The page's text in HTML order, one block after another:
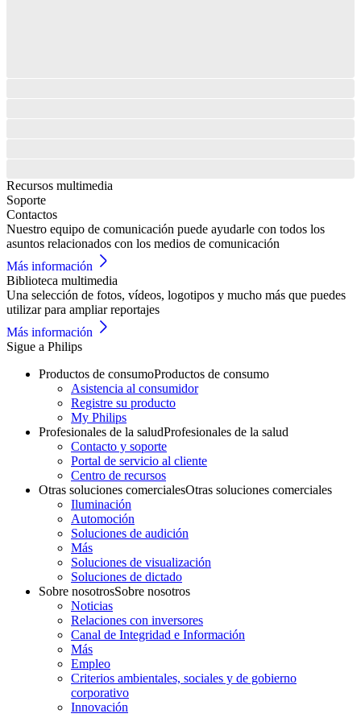
Recursos multimedia
Soporte
Contactos
Nuestro equipo de comunicación puede ayudarle con todos los
asuntos relacionados con los medios de comunicación
Más información
Biblioteca multimedia
Una selección de fotos, vídeos, logotipos y mucho más que puedes
utilizar para ampliar reportajes
Más información
Sigue a Philips
Productos de consumoProductos de consumo
Asistencia al consumidor
Registre su producto
My Philips
Profesionales de la saludProfesionales de la salud
Contacto y soporte
Portal de servicio al cliente
Centro de recursos
Otras soluciones comercialesOtras soluciones comerciales
Iluminación
Automoción
Soluciones de audición
Más
Soluciones de visualización
Soluciones de dictado
Sobre nosotrosSobre nosotros
Noticias
Relaciones con inversores
Canal de Integridad e Información
Más
Empleo
Criterios ambientales, sociales y de gobierno
corporativo
Innovación